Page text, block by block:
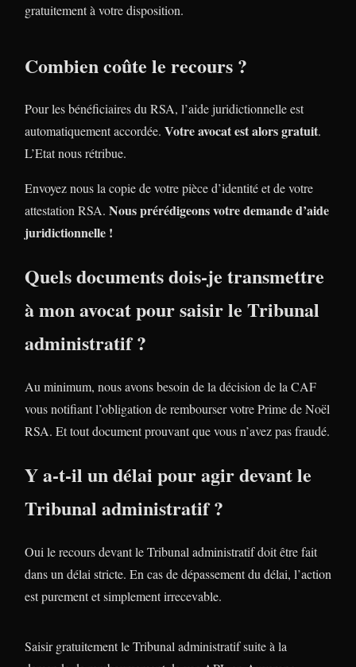
gratuitement à votre disposition.
Combien coûte le recours ?
Pour les bénéficiaires du RSA, l’aide juridictionnelle est
automatiquement accordée. Votre avocat est alors gratuit.
L’Etat nous rétribue.
Envoyez nous la copie de votre pièce d’identité et de votre
attestation RSA. Nous prérédigeons votre demande d’aide
juridictionnelle !
Quels documents dois-je transmettre
à mon avocat pour saisir le Tribunal
administratif ?
Au minimum, nous avons besoin de la décision de la CAF
vous notifiant l’obligation de rembourser votre Prime de Noël
RSA. Et tout document prouvant que vous n’avez pas fraudé.
Y a-t-il un délai pour agir devant le
Tribunal administratif ?
Oui le recours devant le Tribunal administratif doit être fait
dans un délai stricte. En cas de dépassement du délai, l’action
est purement et simplement irrecevable.
Saisir gratuitement le Tribunal administratif suite à la